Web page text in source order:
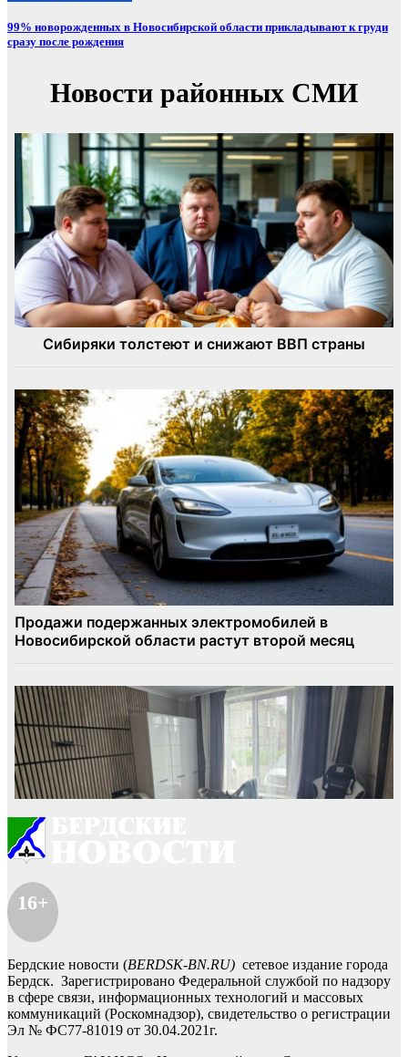
99% новорожденных в Новосибирской области прикладывают к груди
сразу после рождения
16+
Бердские новости (BERDSK-BN.RU) сетевое издание города
Бердск. Зарегистрировано Федеральной службой по надзору
в сфере связи, информационных технологий и массовых
коммуникаций (Роскомнадзор), свидетельство о регистрации
Эл № ФС77-81019 от 30.04.2021г.